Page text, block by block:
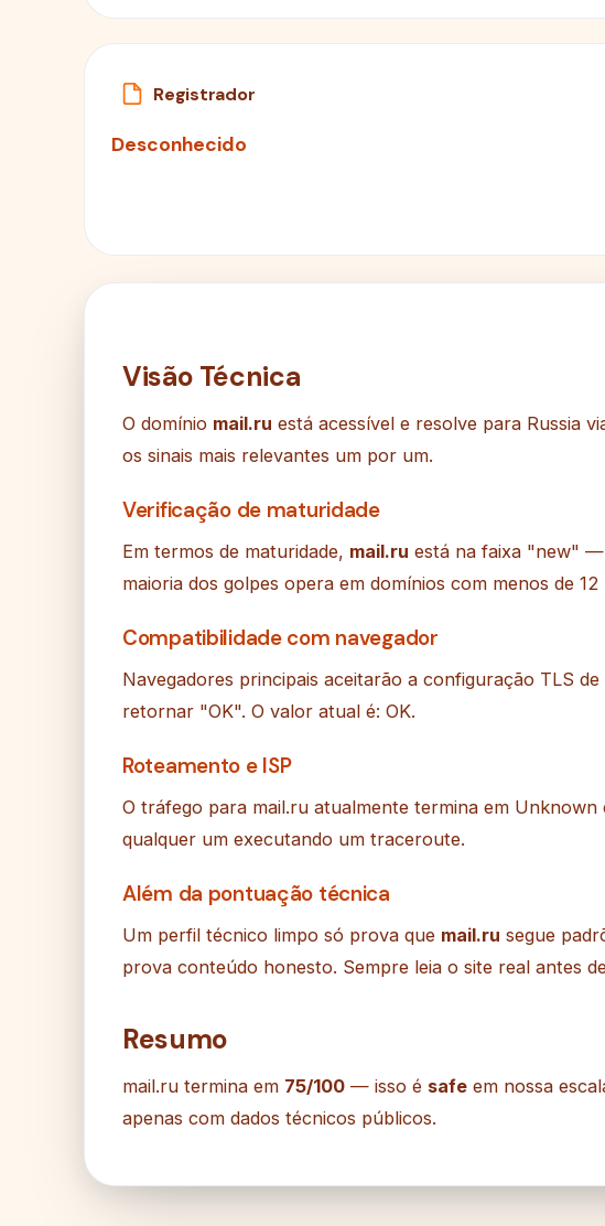
Registrador
Desconhecido
Visão Técnica
O domínio mail.ru está acessível e resolve para Russia
os sinais mais relevantes um por um.
Verificação de maturidade
Em termos de maturidade, mail.ru está na faixa "new" —
maioria dos golpes opera em domínios com menos de 12
Compatibilidade com navegador
Navegadores principais aceitarão a configuração TLS
retornar "OK". O valor atual é: OK.
Roteamento e ISP
O tráfego para mail.ru atualmente termina em
qualquer um executando um traceroute.
Além da pontuação técnica
Um perfil técnico limpo só prova que mail.ru segue
prova conteúdo honesto. Sempre leia o site real antes
Resumo
mail.ru termina em 75/100 — isso é safe em nossa
apenas com dados técnicos públicos.